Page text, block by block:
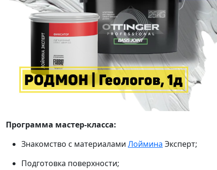
Программа мастер-класса:
Знакомство с материалами Лоймина Эксперт;
Подготовка поверхности;